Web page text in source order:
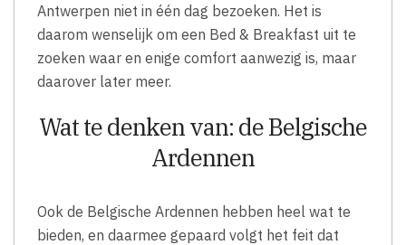
Antwerpen niet in één dag bezoeken. Het is
daarom wenselijk om een Bed & Breakfast uit te
zoeken waar en enige comfort aanwezig is, maar
daarover later meer.
Wat te denken van: de Belgische
Ardennen
Ook de Belgische Ardennen hebben heel wat te
bieden, en daarmee gepaard volgt het feit dat